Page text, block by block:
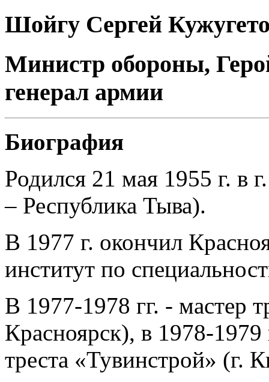
Шойгу Сергей
Министр обороны,
генерал армии
Биография
Родился 21 мая 1955 г. в
– Республика Тыва).
В 1977 г. окончил
институт по
В 1977-1978 гг. - мастер
Красноярск), в 1978-1979
треста «Тувинстрой» (г.